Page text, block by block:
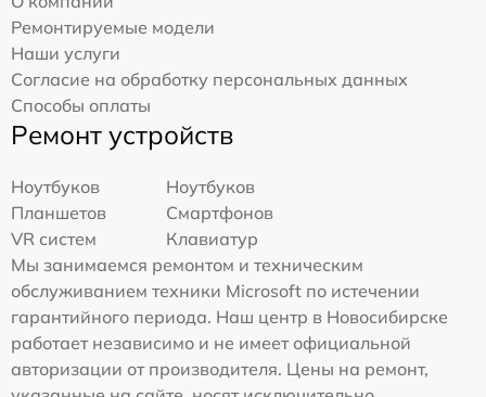
Ремонтируемые модели
Наши услуги
Согласие на обработку персональных данных
Способы оплаты
Ремонт устройств
Ноутбуков
Ноутбуков
Планшетов
Смартфонов
VR систем
Клавиатур
Мы занимаемся ремонтом и техническим
обслуживанием техники Microsoft по истечении
гарантийного периода. Наш центр в Новосибирске
работает независимо и не имеет официальной
авторизации от производителя. Цены на ремонт,